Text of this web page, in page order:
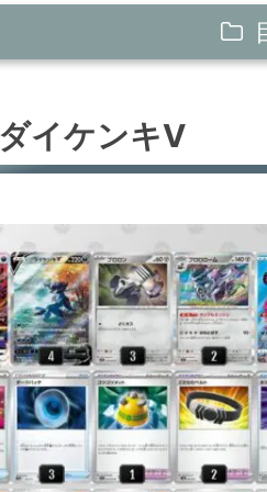
ウーラオスV
ーV
ニャex
キア
バシャーモV
ディアルガV
イケンキV